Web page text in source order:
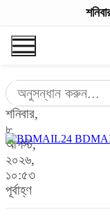
শনিবার,
৮
আগস্ট,
২০২৬,
১০:৫৩
পূর্বাহ্ণ